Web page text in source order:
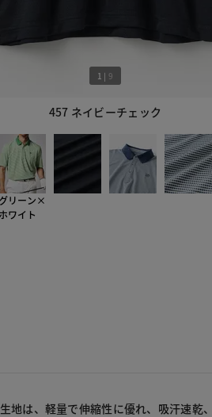
457 ネイビーチェック
1 | 9
グリーン×
ホワイト
地は、軽量で伸縮性に優れ、吸汗速乾